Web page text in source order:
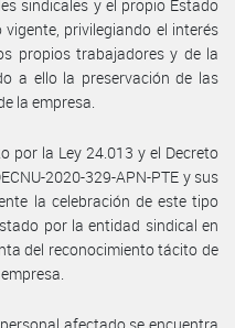
sindicales y el propio Estado
privilegiando el interés
propios trabajadores y de la
a ello la preservación de las
la empresa.
por la Ley 24.013 y el Decreto
2020-329-APN-PTE y sus
la celebración de este tipo
por la entidad sindical en
del reconocimiento tácito de
afectado se encuentra